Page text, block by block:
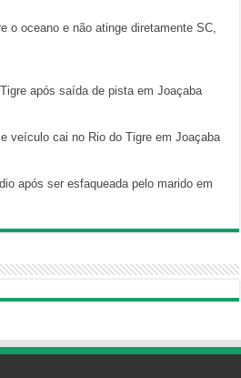
o oceano e não atinge diretamente SC,
após saída de pista em Joaçaba
veículo cai no Rio do Tigre em Joaçaba
após ser esfaqueada pelo marido em